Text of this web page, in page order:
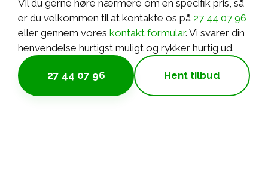
Vil du gerne høre nærmere om en specifik pris, så
er du velkommen til at kontakte os på 27 44 07 96
eller gennem vores kontakt formular. Vi svarer din
henvendelse hurtigst muligt og rykker hurtig ud.
27 44 07 96 Hent tilbud